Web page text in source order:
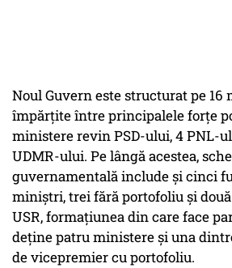
Noul Guvern este structurat pe 16
împărțite între principalele forțe
ministere revin PSD-ului, 4 PNL-
UDMR-ului. Pe lângă acestea,
guvernamentală include și cinci
miniștri, trei fără portofoliu și
USR, formațiunea din care face
deține patru ministere și una
de vicepremier cu portofoliu.